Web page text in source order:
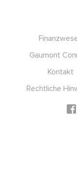
Gaumont
Kontakt
Rechtliche